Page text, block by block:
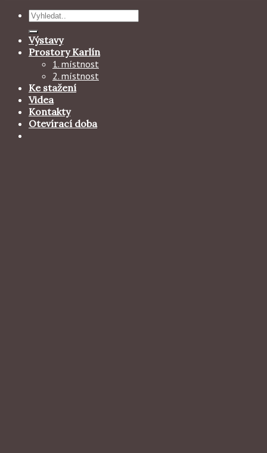
Hledat:
Výstavy
Prostory Karlín
1. místnost
2. místnost
Ke stažení
Videa
Kontakty
Otevírací doba